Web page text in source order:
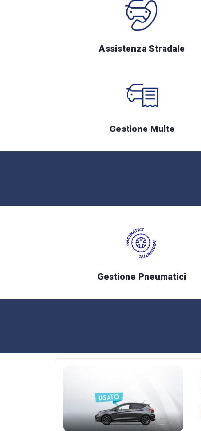
Assistenza Stradale
Gestione Multe
Gestione Pneumatici
1